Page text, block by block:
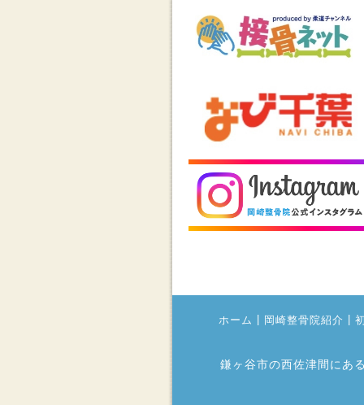
ホーム 岡崎整骨院紹介
鎌ヶ谷市の西佐津間にあ